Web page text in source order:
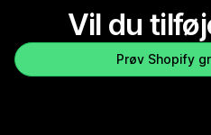
Vil du
Prøv Shopify